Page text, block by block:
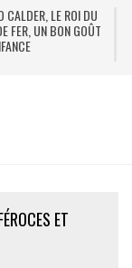
CALDER, LE ROI DU
FER, UN BON GOÛT
ET